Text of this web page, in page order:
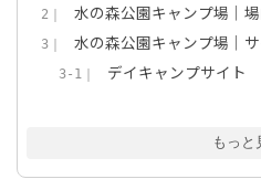
2｜ 水の森公園キャンプ場｜
3｜ 水の森公園キャンプ場｜
3-1｜ デイキャンプサイト
水の森公園キャンプ場｜
もっと